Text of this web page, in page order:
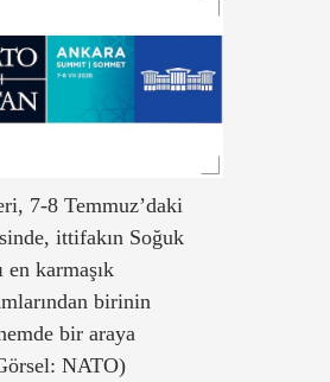
7-8 Temmuz’daki
ittifakın Soğuk
en karmaşık
birinin
bir araya
NATO)